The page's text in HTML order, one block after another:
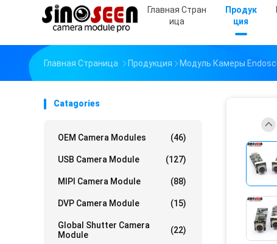
Главная Стран
Ица
Продук
Ция
Главная Страница Продукция Модуль Камеры
Catagories
OEM Camera Modules (46)
USB Camera Module (127)
MIPI Camera Module (88)
DVP Camera Module (15)
Global Shutter Camera
Module
(22)